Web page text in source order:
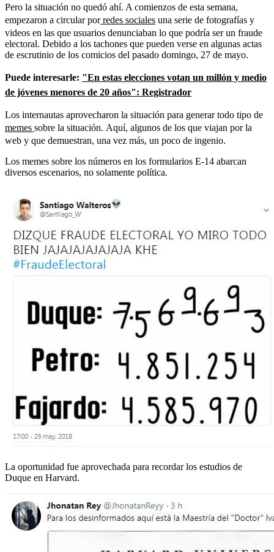
Pero la situación no quedó ahí. A comienzos de esta semana,
empezaron a circular porredes sociales una serie de fotografías y
videos en las que usuarios denunciaban lo que podría ser un fraude
electoral. Debido a los tachones que pueden verse en algunas actas
de escrutinio de los comicios del pasado domingo, 27 de mayo.
Puede interesarle: "En estas elecciones votan un millón y medio
de jóvenes menores de 20 años": Registrador
Los internautas aprovecharon la situación para generar todo tipo de
memes sobre la situación. Aquí, algunos de los que viajan por la
web y que demuestran, una vez más, un poco de ingenio.
Los memes sobre los números en los formularios E-14 abarcan
diversos escenarios, no solamente política.
La oportunidad fue aprovechada para recordar los estudios de
Duque en Harvard.